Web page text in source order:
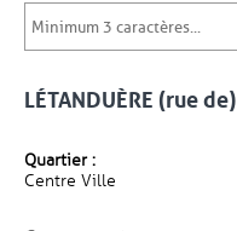
LÉTANDUÈRE (rue de)
Quartier :
Centre Ville